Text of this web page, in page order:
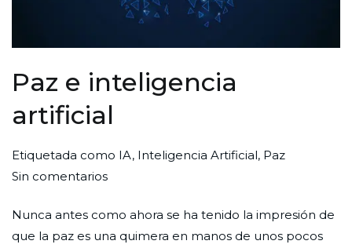
Paz e inteligencia
artificial
Por
Redaccion
Nueva
Publicada
el
de
agosto
Publicada
en
Análisis ,
Cultura
Etiquetada como IA, Inteligencia Artificial, Paz
Sin comentariosen
e
inteligencia
Nunca antes como ahora se ha tenido la impresión de
que la paz es una quimera en manos de unos pocos